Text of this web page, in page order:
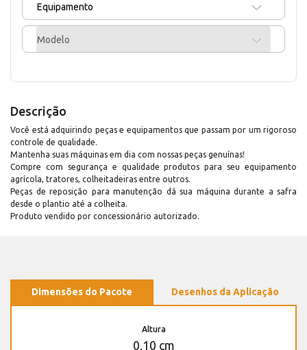
Equipamento
Modelo
Descrição
Você está adquirindo peças e equipamentos que passam por um rigoroso
controle de qualidade.
Mantenha suas máquinas em dia com nossas peças genuínas!
Compre com segurança e qualidade produtos para seu equipamento
agrícola, tratores, colheitadeiras entre outros.
Peças de reposição para manutenção dá sua máquina durante a safra
desde o plantio até a colheita.
Produto vendido por concessionário autorizado.
Dimensões do Pacote Desenhos da Aplicação
Altura
0,10 cm